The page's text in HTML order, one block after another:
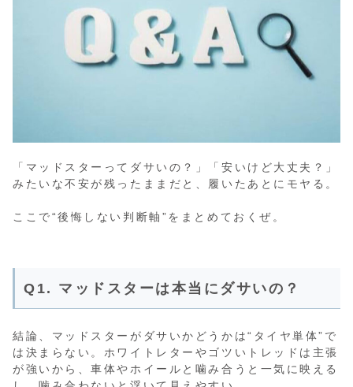
「マッドスターってダサいの？」「安いけど大丈夫？」
みたいな不安が残ったままだと、履いたあとにモヤる。
ここで“後悔しない判断軸”をまとめておくぜ。
Q1. マッドスターは本当にダサいの？
結論、マッドスターがダサいかどうかは“タイヤ単体”で
は決まらない。ホワイトレターやゴツいトレッドは主張
が強いから、車体やホイールと噛み合うと一気に映える